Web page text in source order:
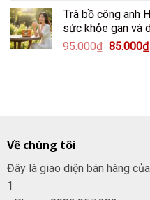
là:
Trà bồ công anh
sức khỏe gan và
95.000₫ Giá
85.000₫
Về chúng tôi
Đây là giao diện bán hàng
1